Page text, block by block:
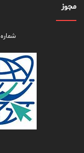
مجوز
شماره ۹۴۰۲۱